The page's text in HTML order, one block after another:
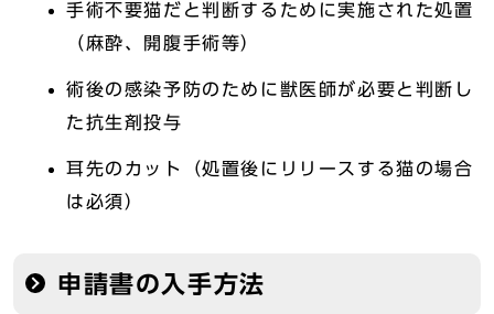
手術不要猫だと判断するために実施された処置
（麻酔、開腹手術等）
術後の感染予防のために獣医師が必要と判断し
た抗生剤投与
耳先のカット（処置後にリリースする猫の場合
は必須）
申請書の入手方法